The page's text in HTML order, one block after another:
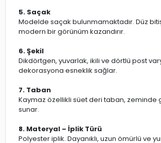
5. Saçak
Modelde saçak bulunmamaktadır. Düz bitiş
modern bir görünüm kazandırır.
6. Şekil
Dikdörtgen, yuvarlak, ikili ve dörtlü post
dekorasyona esneklik sağlar.
7. Taban
Kaymaz özellikli süet deri taban, zeminde
sunar.
8. Materyal – İplik Türü
Polyester iplik. Dayanıklı, uzun ömürlü ve